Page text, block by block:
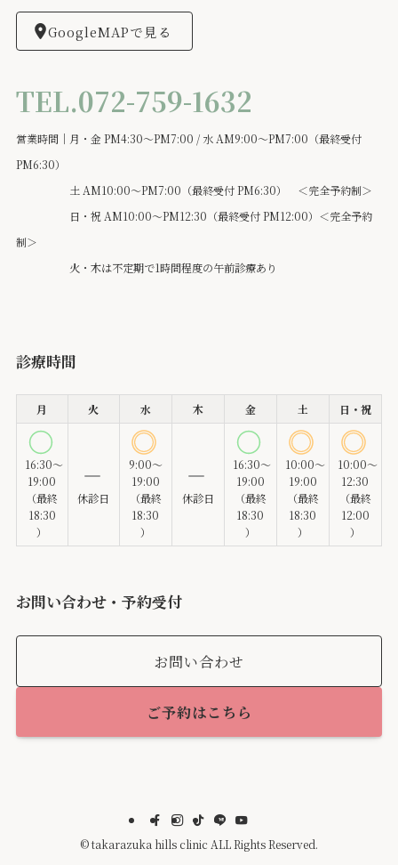
GoogleMAPで見る
TEL.072-759-1632
営業時間｜月・金 PM4:30～PM7:00 / 水 AM9:00～PM7:00（最終受付
PM6:30）
土 AM10:00～PM7:00（最終受付 PM6:30） ＜完全予約制＞
日・祝 AM10:00～PM12:30（最終受付 PM12:00）＜完全予約
制＞
火・木は不定期で1時間程度の午前診療あり
診療時間
月 火 水 木 金 土 日・祝
16:30～
19:00
（最終
18:30
）
休診日
9:00～
19:00
（最終
18:30
）
休診日
16:30～
19:00
（最終
18:30
）
10:00～
19:00
（最終
18:30
）
10:00～
12:30
（最終
12:00
）
お問い合わせ・予約受付
お問い合わせ
ご予約はこちら
©takarazuka hills clinic ALL Rights Reserved.